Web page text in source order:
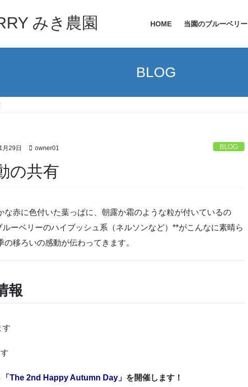
HOME 当園のブルーベリー
BLOG
月29日 owner01 BLOG
の共有
な赤に色付いた葉っぱに、朝露か霜のような粒が付いているの
ーベリーのハイブッシュ系（ネルソンなど）**がこんなに素晴ら
移ろいの感動が伝わってきます。
報
す
「The 2nd Happy Autumn Day」 を開催します！